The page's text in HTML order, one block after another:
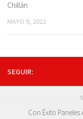
Chillán
MAYO 9, 2022
SEGUIR:
Con Éxito